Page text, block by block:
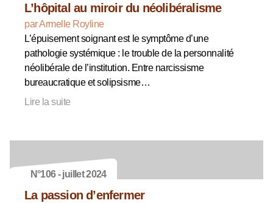
L’hôpital au miroir du néolibéralisme
par Armelle Royline
L’épuisement soignant est le symptôme d’une
pathologie systémique : le trouble de la personnalité
néolibérale de l’institution. Entre narcissisme
bureaucratique et solipsisme…
Lire la suite
N°106 - juillet 2024
La passion d’enfermer